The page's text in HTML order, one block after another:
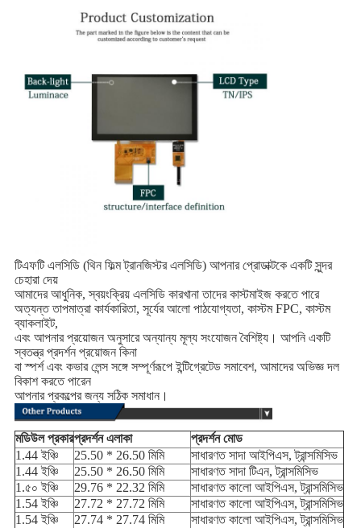
টিএফটি এলসিডি (থিন ফিল্ম ট্রানজিস্টর এলসিডি) আপনার প্রোডাক্টকে একটি সুন্দর
চেহারা দেয়
আমাদের আধুনিক, স্বয়ংক্রিয় এলসিডি কারখানা তাদের কাস্টমাইজ করতে পারে
অত্যন্ত তাপমাত্রা কার্যকারিতা, সূর্যের আলো পাঠযোগ্যতা, কাস্টম FPC, কাস্টম
ব্যাকলাইট,
এবং আপনার প্রয়োজন অনুসারে অন্যান্য মূল্য সংযোজন বৈশিষ্ট্য। আপনি একটি
স্বতন্ত্র প্রদর্শন প্রয়োজন কিনা
বা স্পর্শ এবং কভার লেন্স সঙ্গে সম্পূর্ণরূপে ইন্টিগ্রেটেড সমাবেশ, আমাদের অভিজ্ঞ দল
বিকাশ করতে পারেন
আপনার প্রকল্পের জন্য সঠিক সমাধান।
মডিউল প্রকারপ্রদর্শন এলাকা
প্রদর্শন মোড
1.44 ইঞ্চি
25.50 * 26.50 মিমি
সাধারণত সাদা আইপিএস, ট্রান্সমিসিভ
1.44 ইঞ্চি
25.50 * 26.50 মিমি
সাধারণত সাদা টিএন, ট্রান্সমিসিভ
1.৫০ ইঞ্চি
29.76 * 22.32 মিমি
সাধারণত কালো আইপিএস, ট্রান্সমিসিভ
1.54 ইঞ্চি
27.72 * 27.72 মিমি
সাধারণত কালো আইপিএস, ট্রান্সমিসিভ
1.54 ইঞ্চি
27.74 * 27.74 মিমি
সাধারণত কালো আইপিএস, ট্রান্সমিসিভ